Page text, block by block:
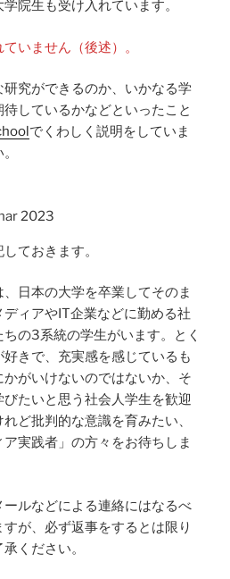
院生も受け入れています。
いません（後述）。
究ができるのか、いかなる学
しているかなどといったこと
でくわしく説明をしていま
2023
ておきます。
日本の大学を卒業してそのま
ィアやIT企業などに勤める社
の3系統の学生がいます。とく
きで、充実感を感じているも
がいけないのではないか、そ
たいと思う社会人学生を歓迎
ど批判的な意識を育みたい、
実践者」の方々をお待ちしま
ルなどによる連絡にはなるべ
が、必ず返事をするとは限り
ください。